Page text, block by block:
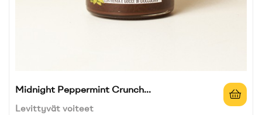
Midnight Peppermint Crunch...
Levittyvät voiteet